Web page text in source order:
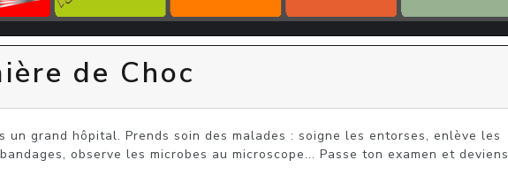
de Choc
un grand hôpital. Prends soin des malades : soigne les entorses, enlève les
observe les microbes au microscope... Passe ton examen et deviens